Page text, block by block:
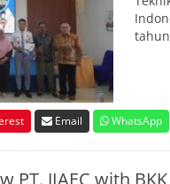
Email WhatsApp
JIAEC with BKK